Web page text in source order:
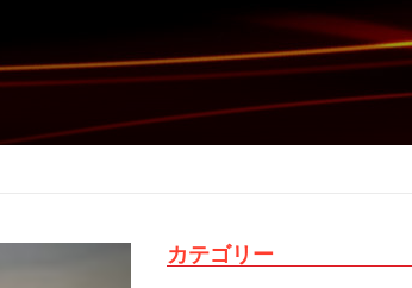
カテゴリー